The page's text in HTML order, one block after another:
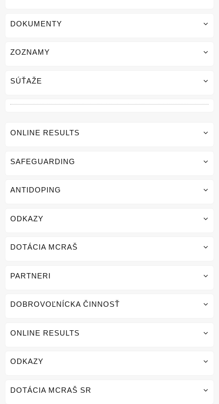
DOKUMENTY
ZOZNAMY
SÚŤAŽE
ONLINE RESULTS
SAFEGUARDING
ANTIDOPING
ODKAZY
DOTÁCIA MCRAŠ
PARTNERI
DOBROVOĽNÍCKA ČINNOSŤ
ONLINE RESULTS
ODKAZY
DOTÁCIA MCRAŠ SR